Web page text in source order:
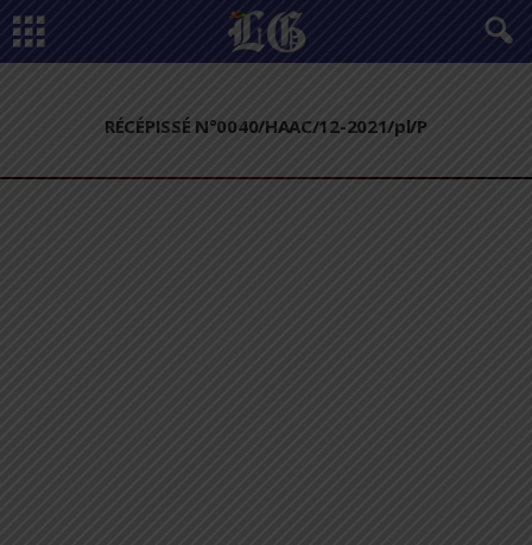
RÉCÉPISSÉ N°0040/HAAC/12-2021/pl/P